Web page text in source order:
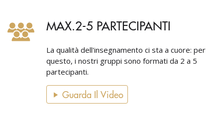
MAX.2-5 PARTECIPANTI
La qualità dell'insegnamento ci sta a cuore: per
questo, i nostri gruppi sono formati da 2 a 5
partecipanti.
Guarda Il Video